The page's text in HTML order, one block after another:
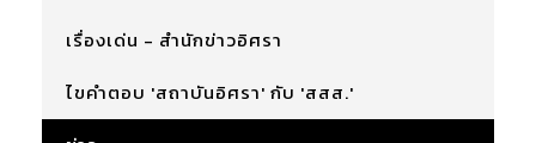
เรื่องเด่น - สำนักข่าวอิศรา
ไขคำตอบ 'สถาบันอิศรา' กับ 'สสส.'